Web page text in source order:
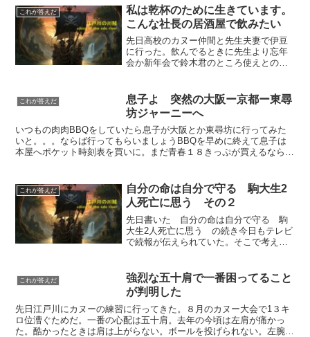
事なかれ」と書いた。２年近く前だ。何
回でも負けられるし...
これが答えだ
私は乾杯のために生きています。
こんな社長の居酒屋で飲みたい
先日高校のカヌー仲間と先生夫妻で伊豆
に行った。飲んでるときに先生より忘年
会か新年会で鈴木君のところ使えとの指
いときに先生に無理矢理頼んでもらって2
度ほどお店に行ったこ...
これが答えだ
息子よ 突然の大阪ー京都ー東尋
坊ジャーニーへ
いつもの肉肉BBQをしていたら息子が大阪とか東尋坊に行ってみた
いと。。。ならば行ってもらいましょうBBQを早めに終えて息子は
本屋へポケット時刻表を買いに。まだ青春１８きっぷが買えるならば
これが答えだ
自分の命は自分で守る 駒大生2
人死亡に思う その２
先日書いた 自分の命は自分で守る 駒
大生2人死亡に思う の続き今日もテレビ
で続報が伝えられていた。そこで考えた
分も飛び込んでただろうこの年になって
思うと大学生なんてまだ...
これが答えだ
強烈な五十肩で一番困ってること
が判明した
先日江戸川にカヌーの練習に行ってきた。８月のカヌー大会で1３キ
ロ位漕ぐためだ。一番の心配は五十肩。去年の今頃は左肩が痛かっ
た。酷かったときは肩は上がらない。ボールを投げられない。左腕が